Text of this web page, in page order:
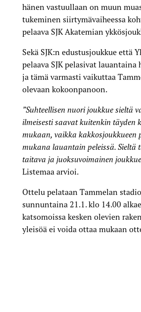
hänen vastuullaan on muun
tukeminen siirtymävaiheessa
pelaava SJK Akatemian
Sekä SJK:n edustusjoukkue että
pelaava SJK pelasivat lauantaina
ja tämä varmasti vaikuttaa
olevaan kokoonpanoon.
”Suhteellisen nuori joukkue sieltä
ilmeisesti saavat kuitenkin täyden
mukaan, vaikka kakkosjoukkueen
mukana lauantain peleissä. Sieltä
taitava ja juoksuvoimainen joukkue
Listemaa arvioi.
Ottelu pelataan Tammelan
sunnuntaina 21.1. klo 14.00
katsomoissa kesken olevien
yleisöä ei voida ottaa mukaan